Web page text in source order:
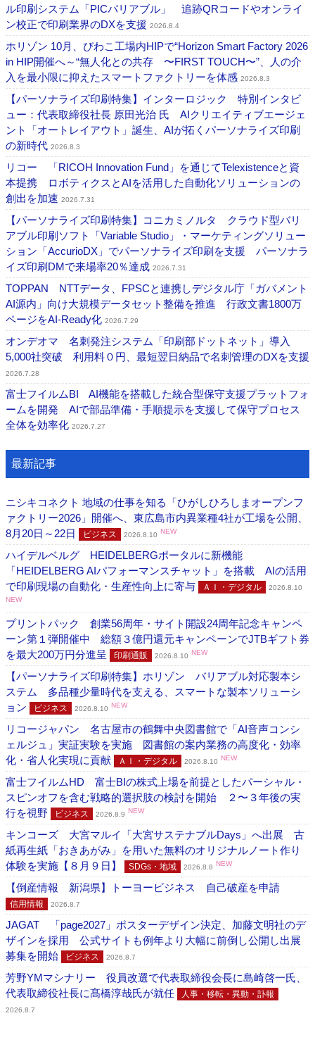
ル印刷システム「PICバリアブル」 追跡QRコードやオンライ
ン校正で印刷業界のDXを支援 2026.8.4
ホリゾン 10月、びわこ工場内HIPで“Horizon Smart Factory 2026
in HIP開催へ～“無人化との共存 〜FIRST TOUCH〜”、人の介
入を最小限に抑えたスマートファクトリーを体感 2026.8.3
【パーソナライズ印刷特集】インターロジック 特別インタビ
ュー：代表取締役社長 原田光治 氏 AIクリエイティブエージェ
ント「オートレイアウト」誕生、AIが拓くパーソナライズ印刷
の新時代 2026.8.3
リコー 「RICOH Innovation Fund」を通じてTelexistenceと資
本提携 ロボティクスとAIを活用した自動化ソリューションの
創出を加速 2026.7.31
【パーソナライズ印刷特集】コニカミノルタ クラウド型バリ
アブル印刷ソフト「Variable Studio」・マーケティングソリュー
ション「AccurioDX」でパーソナライズ印刷を支援 パーソナラ
イズ印刷DMで来場率20％達成 2026.7.31
TOPPAN NTTデータ、FPSCと連携しデジタル庁「ガバメント
AI源内」向け大規模データセット整備を推進 行政文書1800万
ページをAI-Ready化 2026.7.29
オンデオマ 名刺発注システム「印刷部ドットネット」導入
5,000社突破 利用料０円、最短翌日納品で名刺管理のDXを支援
2026.7.28
富士フイルムBI AI機能を搭載した統合型保守支援プラットフォ
ームを開発 AIで部品準備・手順提示を支援して保守プロセス
全体を効率化 2026.7.27
最新記事
ニシキコネクト 地域の仕事を知る「ひがしひろしまオープンフ
ァクトリー2026」開催へ、東広島市内異業種4社が工場を公開、
8月20日～22日
ビジネス 2026.8.10 NEW
ハイデルベルグ HEIDELBERGポータルに新機能
「HEIDELBERG AIパフォーマンスチャット」を搭載 AIの活用
で印刷現場の自動化・生産性向上に寄与
ＡＩ・デジタル
2026.8.10
NEW
プリントパック 創業56周年・サイト開設24周年記念キャンペ
ーン第１弾開催中 総額３億円還元キャンペーンでJTBギフト券
を最大200万円分進呈
印刷通販 2026.8.10 NEW
【パーソナライズ印刷特集】ホリゾン バリアブル対応製本シ
ステム 多品種少量時代を支える、スマートな製本ソリューシ
ョン
ビジネス 2026.8.10 NEW
リコージャパン 名古屋市の鶴舞中央図書館で「AI音声コンシ
ェルジュ」実証実験を実施 図書館の案内業務の高度化・効率
化・省人化実現に貢献
ＡＩ・デジタル 2026.8.10 NEW
富士フイルムHD 富士BIの株式上場を前提としたパーシャル・
スピンオフを含む戦略的選択肢の検討を開始 ２〜３年後の実
行を視野
ビジネス 2026.8.9 NEW
キンコーズ 大宮マルイ「大宮サステナブルDays」へ出展 古
紙再生紙「おきあがみ」を用いた無料のオリジナルノート作り
体験を実施【８月９日】
SDGs・地域 2026.8.8 NEW
【倒産情報 新潟県】トーヨービジネス 自己破産を申請
信用情報 2026.8.7
JAGAT 「page2027」ポスターデザイン決定、加藤文明社のデ
ザインを採用 公式サイトも例年より大幅に前倒し公開し出展
募集を開始
ビジネス 2026.8.7
芳野YMマシナリー 役員改選で代表取締役会長に島崎啓一氏、
代表取締役社長に髙橋淳哉氏が就任
人事・移転・異動・訃報
2026.8.7